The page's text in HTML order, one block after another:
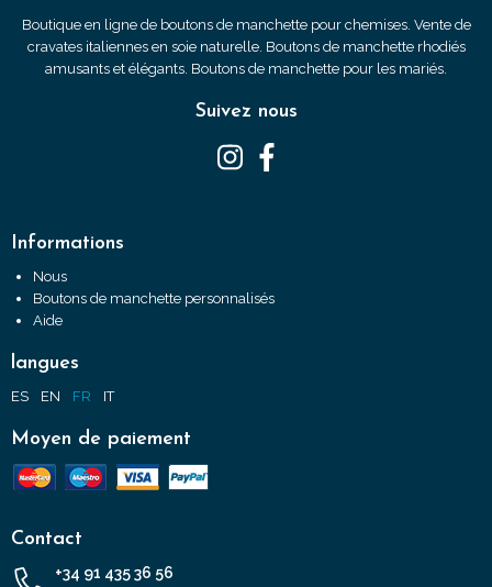
Boutique en ligne de boutons de manchette pour chemises. Vente de
cravates italiennes en soie naturelle. Boutons de manchette rhodiés
amusants et élégants. Boutons de manchette pour les mariés.
Suivez nous
Informations
Nous
Boutons de manchette personnalisés
Aide
langues
ES EN FR IT
Moyen de paiement
Contact
+34 91 435 36 56